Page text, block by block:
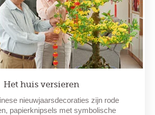
Het huis versieren
nieuwjaarsdecoraties zijn rode
papierknipsels met symbolische